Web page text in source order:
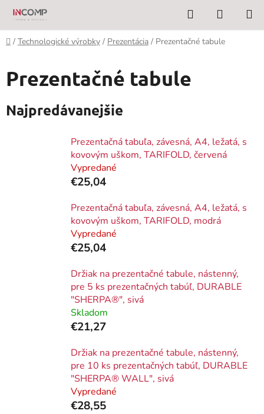
Prejsť
obsah
Hľadať
KOŠÍK
Domov
/ Technologické výrobky / Prezentácia / Prezentačné tabule
Prezentačné tabule
Najpredávanejšie
Prezentačná tabuľa, závesná, A4, ležatá, s
kovovým uškom, TARIFOLD, červená
Vypredané
€25,04
Prezentačná tabuľa, závesná, A4, ležatá, s
kovovým uškom, TARIFOLD, modrá
Vypredané
€25,04
Držiak na prezentačné tabule, nástenný,
pre 5 ks prezentačných tabúľ, DURABLE
"SHERPA®", sivá
Skladom
€21,27
Držiak na prezentačné tabule, nástenný,
pre 10 ks prezentačných tabúľ, DURABLE
"SHERPA® WALL", sivá
Vypredané
€28,55